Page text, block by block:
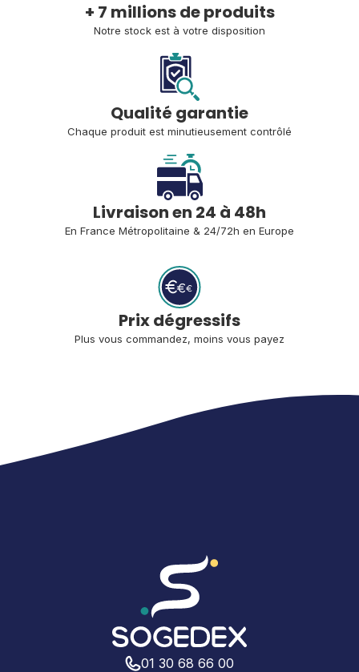
+ 7 millions de produits
Notre stock est à votre disposition
Qualité garantie
Chaque produit est minutieusement contrôlé
Livraison en 24 à 48h
En France Métropolitaine & 24/72h en Europe
Prix dégressifs
Plus vous commandez, moins vous payez
01 30 68 66 00